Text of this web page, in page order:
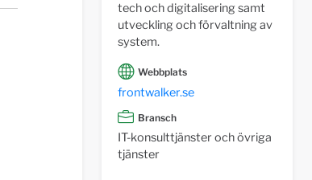
tech och digitalisering samt
utveckling och förvaltning av
system.
Webbplats
frontwalker.se
Bransch
IT-konsulttjänster och övriga
tjänster